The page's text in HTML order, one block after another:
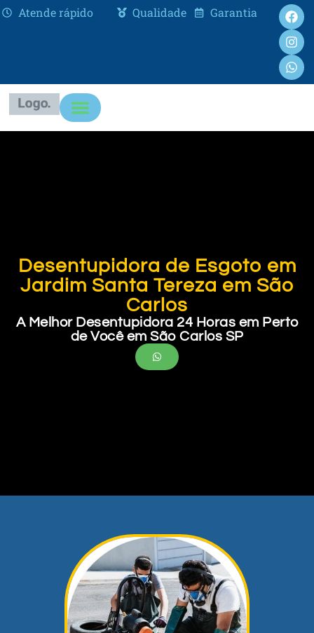
Atende rápido Qualidade Garantia
Desentupidora de Esgoto em
Jardim Santa Tereza em São
Carlos
A Melhor Desentupidora 24 Horas em Perto
de Você em São Carlos SP